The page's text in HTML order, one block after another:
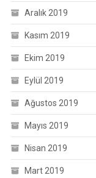
Aralık 2019
Kasım 2019
Ekim 2019
Eylül 2019
Ağustos 2019
Mayıs 2019
Nisan 2019
Mart 2019